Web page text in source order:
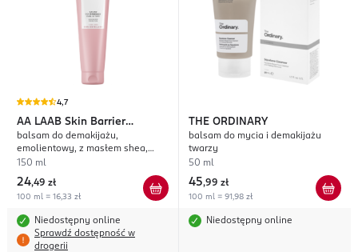
4,7
AA LAAB Skin Barrier
Protection
balsam do demakijażu,
emolientowy, z masłem shea,
100% Centella B12
150 ml
24,49 zł
100 ml = 16,33 zł
Niedostępny online
Sprawdź dostępność w
drogerii
THE ORDINARY
balsam do mycia i demakijażu
twarzy
50 ml
45,99 zł
100 ml = 91,98 zł
Niedostępny online